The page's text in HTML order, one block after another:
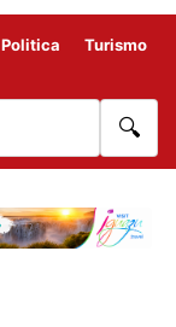
Politica
Turismo
🔍